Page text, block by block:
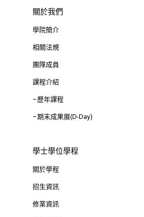
關於我們
學院簡介
相關法規
團隊成員
課程介紹
–歷年課程
–期末成果展(D-Day)
學士學位學程
關於學程
招生資訊
修業資訊